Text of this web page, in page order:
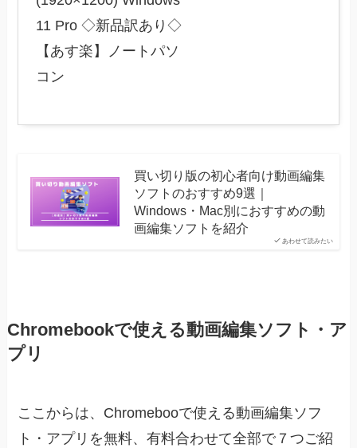
11 Pro ◇新品訳あり◇
【あす楽】ノートパソ
コン
あわせて読みたい
買い切り版の初心者向け動画編集
ソフトのおすすめ9選｜
Windows・Mac別におすすめの動
画編集ソフトを紹介
Chromebookで使える動画編集ソフト・ア
プリ
ここからは、Chromebooで使える動画編集ソフ
ト・アプリを無料、有料合わせて全部で７つご紹